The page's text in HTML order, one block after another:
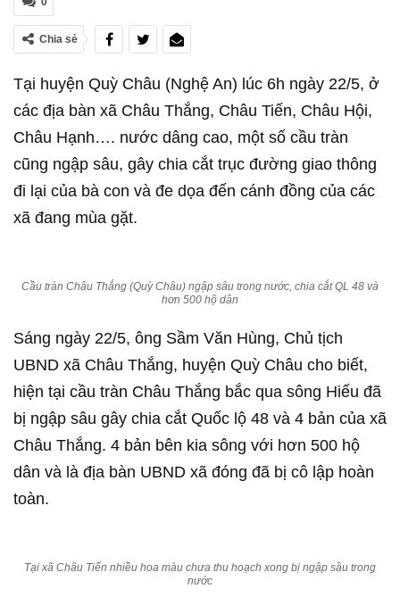
Chia sẻ
Tại huyện Quỳ Châu (Nghệ An) lúc 6h ngày 22/5, ở
các địa bàn xã Châu Thắng, Châu Tiến, Châu Hội,
Châu Hạnh…. nước dâng cao, một số cầu tràn
cũng ngập sâu, gây chia cắt trục đường giao thông
đi lại của bà con và đe dọa đến cánh đồng của các
xã đang mùa gặt.
Cầu tràn Châu Thắng (Quỳ Châu) ngập sâu trong nước, chia cắt QL 48 và
hơn 500 hộ dân
Sáng ngày 22/5, ông Sầm Văn Hùng, Chủ tịch
UBND xã Châu Thắng, huyện Quỳ Châu cho biết,
hiện tại cầu tràn Châu Thắng bắc qua sông Hiếu đã
bị ngập sâu gây chia cắt Quốc lộ 48 và 4 bản của xã
Châu Thắng. 4 bản bên kia sông với hơn 500 hộ
dân và là địa bàn UBND xã đóng đã bị cô lập hoàn
toàn.
Tại xã Châu Tiến nhiều hoa màu chưa thu hoạch xong bị ngập sâu trong
nước